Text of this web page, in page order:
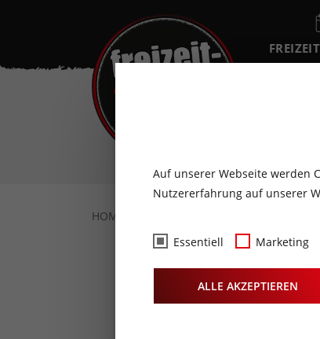
HOME
Auf unserer Webseite werden
Nutzererfahrung auf unserer
Essentiell Marketing
ALLE AKZEPTIEREN